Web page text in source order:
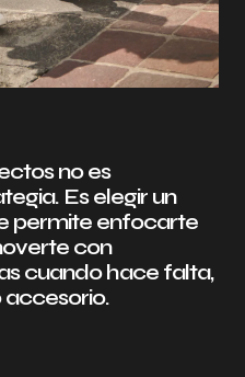
no es
Es elegir un
permite enfocarte
con
cuando hace falta,
accesorio.